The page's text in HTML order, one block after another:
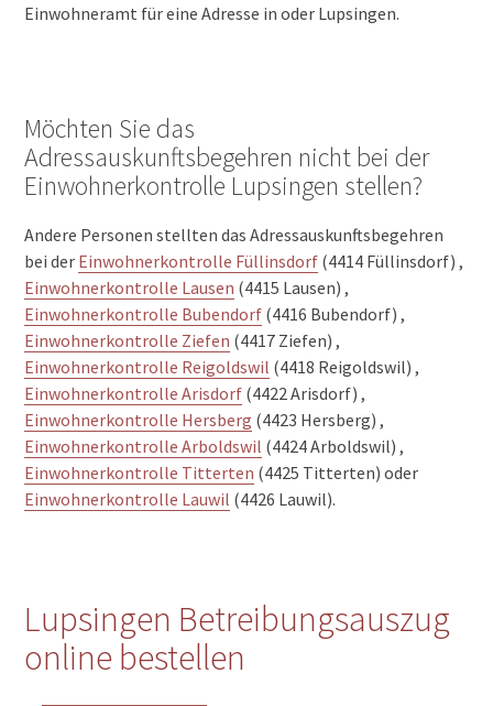
Einwohneramt für eine Adresse in oder Lupsingen.
Möchten Sie das
Adressauskunftsbegehren nicht bei der
Einwohnerkontrolle Lupsingen stellen?
Andere Personen stellten das Adressauskunftsbegehren
bei der Einwohnerkontrolle Füllinsdorf (4414 Füllinsdorf) ,
Einwohnerkontrolle Lausen (4415 Lausen) ,
Einwohnerkontrolle Bubendorf (4416 Bubendorf) ,
Einwohnerkontrolle Ziefen (4417 Ziefen) ,
Einwohnerkontrolle Reigoldswil (4418 Reigoldswil) ,
Einwohnerkontrolle Arisdorf (4422 Arisdorf) ,
Einwohnerkontrolle Hersberg (4423 Hersberg) ,
Einwohnerkontrolle Arboldswil (4424 Arboldswil) ,
Einwohnerkontrolle Titterten (4425 Titterten) oder
Einwohnerkontrolle Lauwil (4426 Lauwil).
Lupsingen Betreibungsauszug
online bestellen